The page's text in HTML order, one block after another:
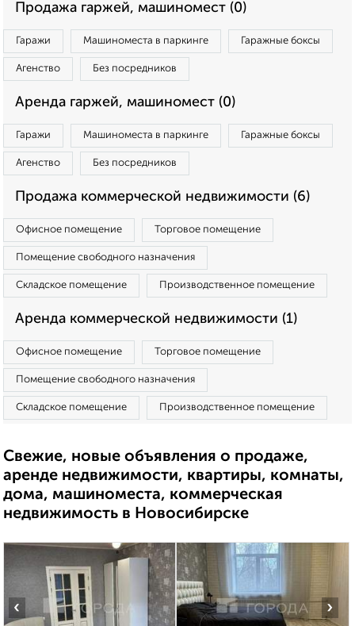
Продажа гаржей, машиномест (0)
Гаражи Машиноместа в паркинге Гаражные боксы
Агенство Без посредников
Аренда гаржей, машиномест (0)
Гаражи Машиноместа в паркинге Гаражные боксы
Агенство Без посредников
Продажа коммерческой недвижимости (6)
Офисное помещение Торговое помещение
Помещение свободного назначения
Складское помещение Производственное помещение
Аренда коммерческой недвижимости (1)
Офисное помещение Торговое помещение
Помещение свободного назначения
Складское помещение Производственное помещение
Свежие, новые объявления о продаже,
аренде недвижимости, квартиры, комнаты,
дома, машиноместа, коммерческая
недвижимость в Новосибирске
‹ ›